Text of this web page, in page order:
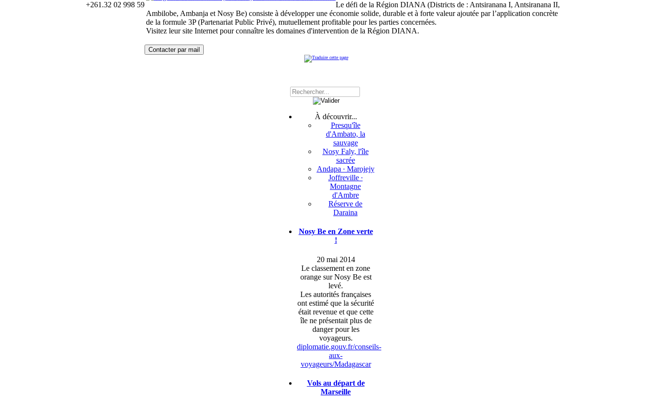
+261.32 02 998 59
Le défi de la Région DIANA (Districts de : Antsiranana I, Antsiranana II,
Ambilobe, Ambanja et Nosy Be) consiste à développer une économie solide, durable et à forte valeur ajoutée par l’application concrète
de la formule 3P (Partenariat Public Privé), mutuellement profitable pour les parties concernées.
Visitez leur site Internet pour connaître les domaines d'intervention de la Région DIANA.
À découvrir...
Presqu'île
d'Ambato, la
sauvage
Nosy Faly, l'île
sacrée
Andapa ∙ Marojejy
Joffreville ∙
Montagne
d'Ambre
Réserve de
Daraina
Nosy Be en Zone verte
!
20 mai 2014
Le classement en zone
orange sur Nosy Be est
levé.
Les autorités françaises
ont estimé que la sécurité
était revenue et que cette
île ne présentait plus de
danger pour les
voyageurs.
diplomatie.gouv.fr/conseils-
aux-
voyageurs/Madagascar
Vols au départ de
Marseille